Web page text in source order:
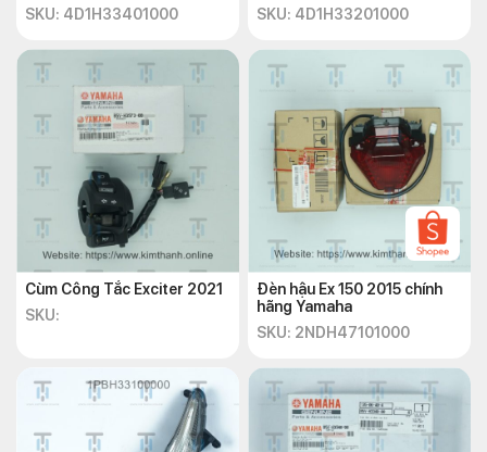
SKU: 4D1H33401000
SKU: 4D1H33201000
Cùm Công Tắc Exciter 2021
SKU:
Đèn hậu Ex 150 2015 chính
hãng Yamaha
SKU: 2NDH47101000